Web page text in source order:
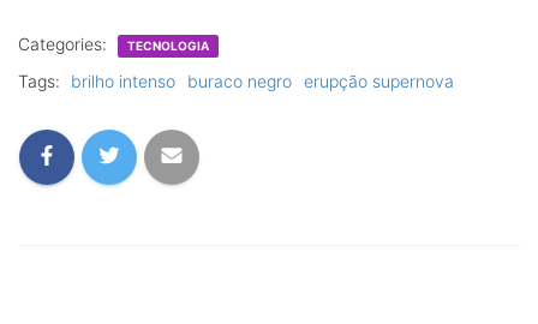
Categories: TECNOLOGIA
Tags: brilho intenso buraco negro erupção supernova